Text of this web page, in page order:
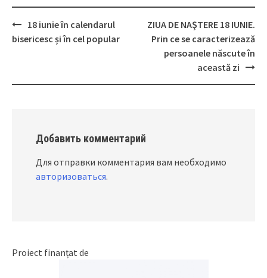
Post
18 iunie în calendarul
bisericesc și în cel popular
ZIUA DE NAŞTERE 18 IUNIE.
Prin ce se caracterizează
persoanele născute în
această zi
Добавить комментарий
Для отправки комментария вам необходимо
авторизоваться.
Proiect finanțat de